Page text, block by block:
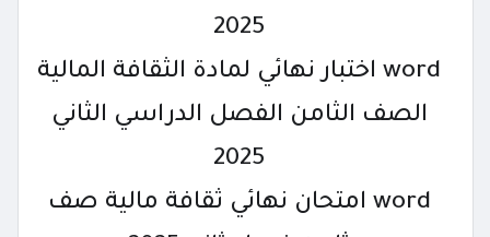
2025
word اختبار نهائي لمادة الثقافة المالية
الصف الثامن الفصل الدراسي الثاني
2025
word امتحان نهائي ثقافة مالية صف